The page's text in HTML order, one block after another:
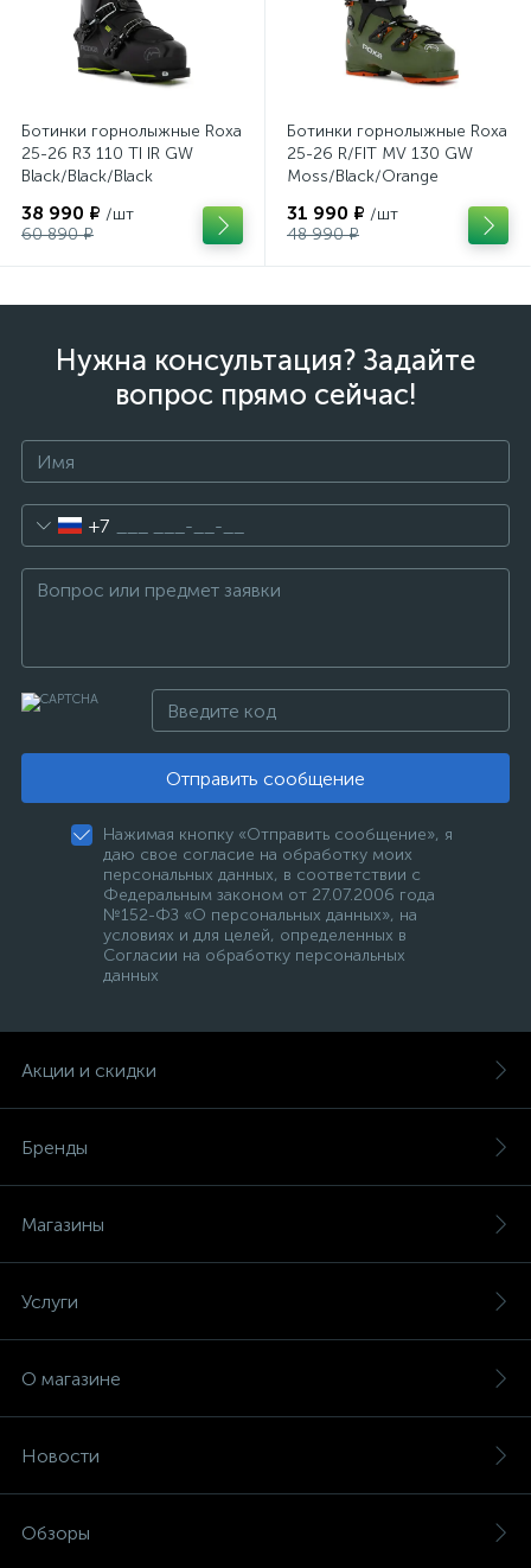
Ботинки горнолыжные Roxa
25-26 R3 110 TI IR GW
Black/Black/Black
38 990 ₽ /шт
60 890 ₽
Ботинки горнолыжные Roxa
25-26 R/FIT MV 130 GW
Moss/Black/Orange
31 990 ₽ /шт
48 990 ₽
Нужна консультация? Задайте
вопрос прямо сейчас!
+7
Отправить сообщение
Нажимая кнопку «Отправить сообщение», я
даю свое согласие на обработку моих
персональных данных, в соответствии с
Федеральным законом от 27.07.2006 года
№152-ФЗ «О персональных данных», на
условиях и для целей, определенных в
Согласии на обработку персональных
данных
Акции и скидки
Бренды
Магазины
Услуги
О магазине
Новости
Обзоры